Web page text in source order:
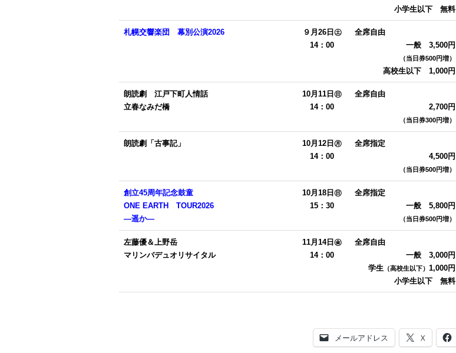
小学生以下 無料
札幌交響楽団 幕別公演2026
９月26日㊏
14：00
全席自由
一般 3,500円
（当日券500円増）
高校生以下 1,000円
朗読劇 江戸下町人情話
立春なみだ橋
10月11日㊐
14：00
全席自由
2,700円
（当日券300円増）
朗読劇「古事記」
10月12日㊊
14：00
全席指定
4,500円
（当日券500円増）
創立45周年記念鼓童
ONE EARTH TOUR2026
―遥か―
10月18日㊐
15：30
全席指定
一般 5,800円
（当日券500円増）
左藤優＆上野岳
マリンバデュオリサイタル
11月14日㊎
14：00
全席自由
一般 3,000円
学生 （高校生以下） 1,000円
小学生以下 無料
メールアドレス X